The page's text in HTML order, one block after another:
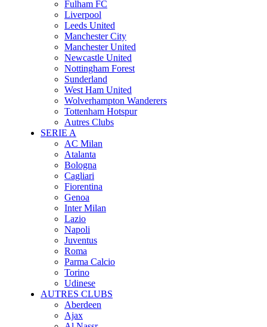
Fulham FC
Liverpool
Leeds United
Manchester City
Manchester United
Newcastle United
Nottingham Forest
Sunderland
West Ham United
Wolverhampton Wanderers
Tottenham Hotspur
Autres Clubs
SERIE A
AC Milan
Atalanta
Bologna
Cagliari
Fiorentina
Genoa
Inter Milan
Lazio
Napoli
Juventus
Roma
Parma Calcio
Torino
Udinese
AUTRES CLUBS
Aberdeen
Ajax